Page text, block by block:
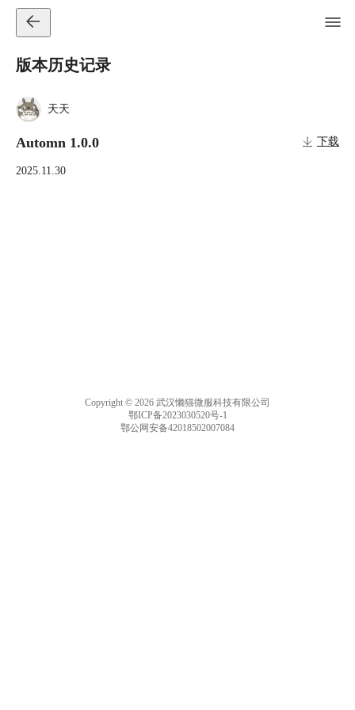
版本历史记录
天天
Automn 1.0.0 下载
2025.11.30
Copyright © 2026 武汉懒猫微服科技有限公司
鄂ICP备2023030520号-1
鄂公网安备42018502007084